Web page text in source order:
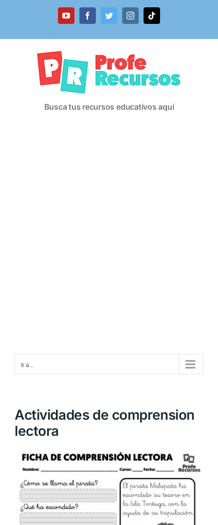
YouTubeFacebookTwitterInstagramTiktok
Busca tus recursos educativos aquí
Ir a...
Actividades de comprension
lectora